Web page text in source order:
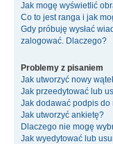
Jak mogę wyświetlić
Co to jest ranga i jak
Gdy próbuję wysłać
zalogować. Dlaczego?
Problemy z pisaniem
Jak utworzyć nowy
Jak przeedytować lub
Jak dodawać podpis do
Jak utworzyć ankietę?
Dlaczego nie mogę
Jak wyedytować lub